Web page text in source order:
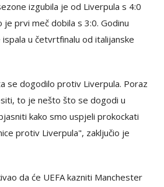
izgubila je od Liverpula s 4:0
je prvi meč dobila s 3:0. Godinu
u četvrtfinalu od italijanske
se dogodilo protiv Liverpula. Poraz
to je nešto što se dogodi u
kako smo uspjeli prokockati
protiv Liverpula", zaključio je
da će UEFA kazniti Manchester